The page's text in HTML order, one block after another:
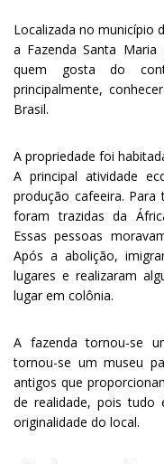
Localizada no município
a Fazenda Santa
quem gosta do
principalmente,
Brasil.
A propriedade foi
A principal atividade
produção cafeeira. Para
foram trazidas da
Essas pessoas
Após a abolição,
lugares e realizaram
lugar em colônia.
A fazenda tornou-se
tornou-se um museu
antigos que
de realidade, pois tudo
originalidade do local.